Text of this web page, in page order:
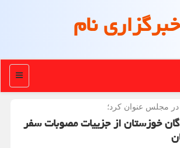
خبرگزاری نام
منو
مجلس عنوان كرد؛
خوزستان از جزییات مصوبات سفر